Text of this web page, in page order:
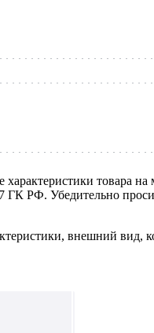
характеристики
ГК РФ. Убедительно
внешний вид,